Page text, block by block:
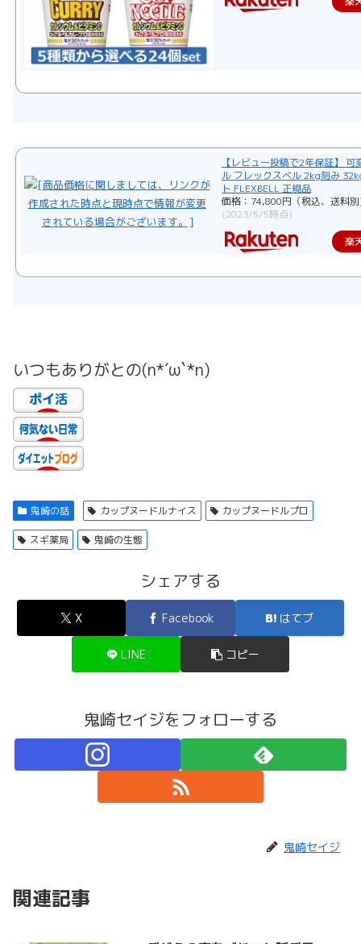
【レビュー投稿で2年保証】 可
ル フレックスベル 2kg刻み
ト FLEXBELL 正規品
価格：74,800円（税込、送料
(2023/5/5時点)
楽
いつもありがとの(n*´ω`*n)
鬼崎の話 カップヌードルナイス カップヌードルプロ
スギ薬局 鬼崎の生態
シェアする
X Facebook はてブ
LINE コピー
鬼崎セイジをフォローする
鬼崎セイジ
関連記事